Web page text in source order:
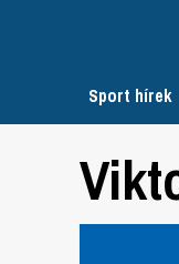
Sport hírek